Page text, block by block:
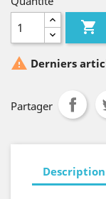

 Derniers
Partager
Description